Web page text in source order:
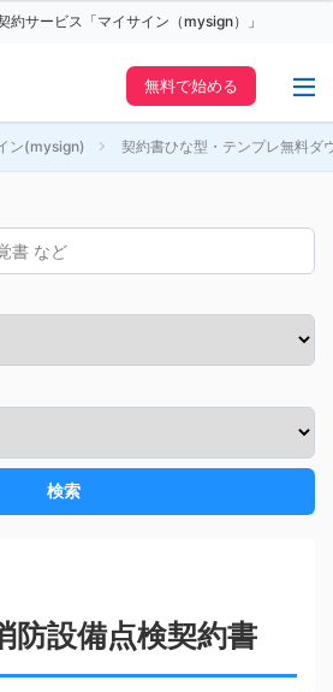
約サービス「マイサイン（mysign）」
無料で始める
ン(mysign) 契約書ひな型・テンプレ無料ダ
検索
防設備点検契約書